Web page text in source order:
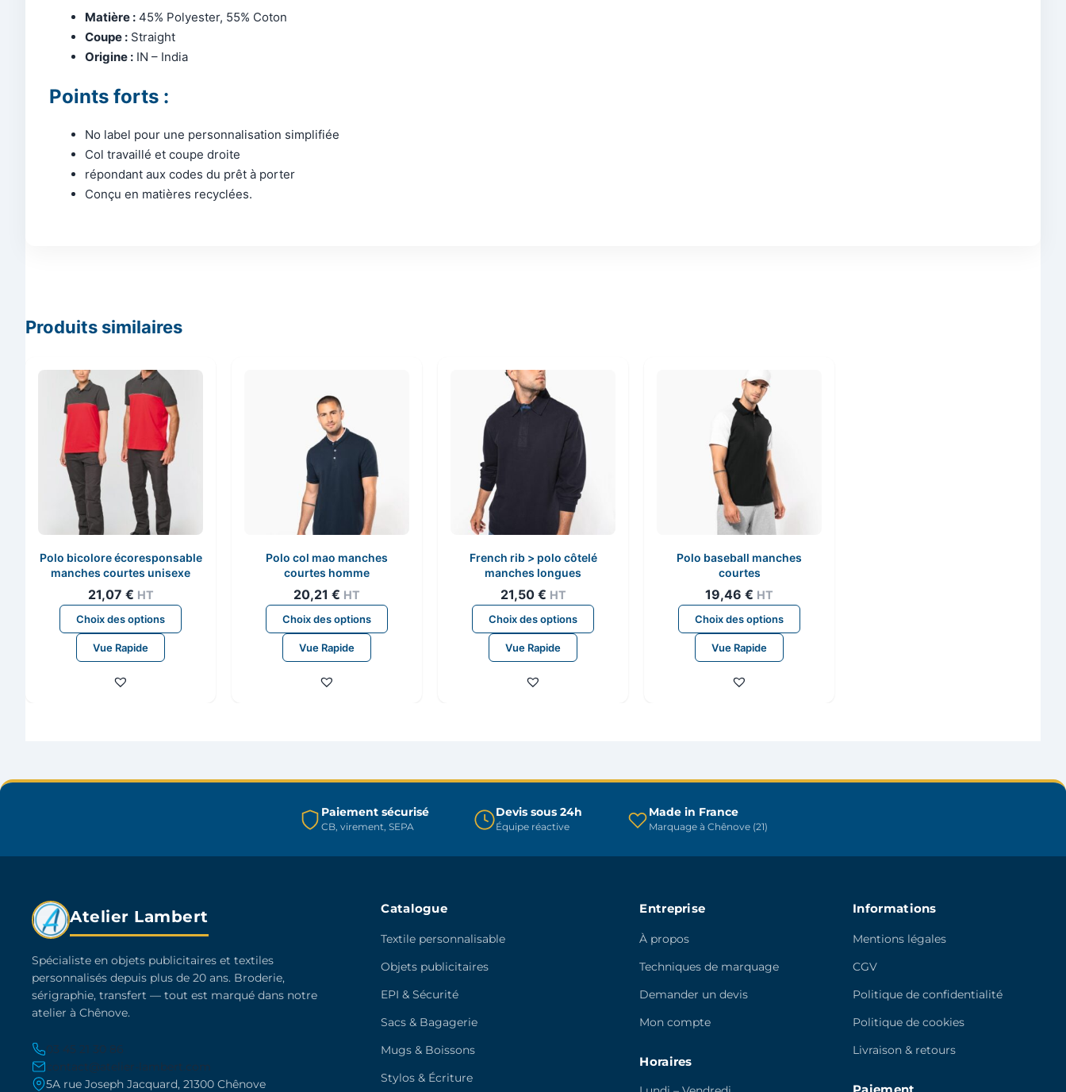
Matière : 45% Polyester, 55% Coton
Coupe : Straight
Origine : IN – India
Points forts :
No label pour une personnalisation simplifiée
Col travaillé et coupe droite
répondant aux codes du prêt à porter
Conçu en matières recyclées.
Produits similaires
Polo bicolore écoresponsable
manches courtes unisexe
21,07 € HT
Choix des options
Ce
produit
Vue Rapide
Polo col mao manches
courtes homme
20,21 € HT
Choix des options
Ce
produit
sur
la
Vue Rapide
French rib > polo côtelé
manches longues
21,50 € HT
Choix des options
Ce
produit
Vue Rapide
Polo baseball manches
courtes
19,46 € HT
Choix des options
Ce
produit
Vue Rapide
Paiement sécurisé
CB, virement, SEPA
Devis sous 24h
Équipe réactive
Made in France
Marquage à Chênove (21)
Atelier Lambert
Spécialiste en objets publicitaires et textiles
personnalisés depuis plus de 20 ans. Broderie,
sérigraphie, transfert — tout est marqué dans notre
atelier à Chênove.
03 45 21 30 86
contact@atelier-lambert.com
5A rue Joseph Jacquard, 21300 Chênove
Catalogue
Textile personnalisable
Objets publicitaires
EPI & Sécurité
Sacs & Bagagerie
Mugs & Boissons
Stylos & Écriture
Entreprise
À propos
Techniques de marquage
Demander un devis
Mon compte
Horaires
Informations
Mentions légales
CGV
Politique de confidentialité
Politique de cookies
Livraison & retours